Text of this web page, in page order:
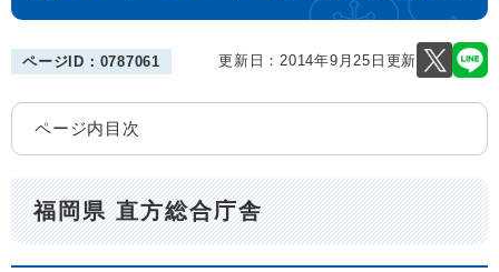
で
ページID：0787061 更新日：2014年9月25日更新
ページ内目次
福岡県 直方総合庁舎